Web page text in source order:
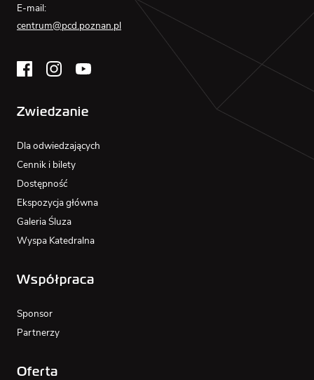
E-mail:
centrum@pcd.poznan.pl
Zwiedzanie
Dla odwiedzających
Cennik i bilety
Dostępność
Ekspozycja główna
Galeria Śluza
Wyspa Katedralna
Współpraca
Sponsor
Partnerzy
Oferta